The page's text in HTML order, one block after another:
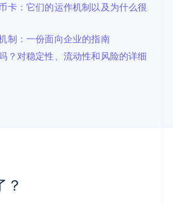
卡：它们的运作机制以及为什么很
制：一份面向企业的指南
？对稳定性、流动性和风险的详细
？
English